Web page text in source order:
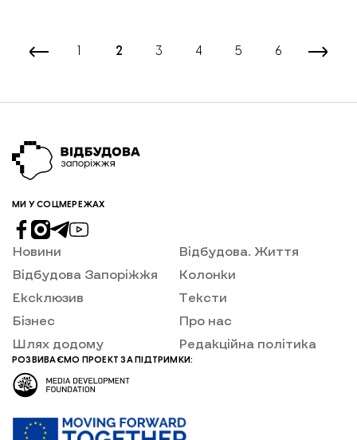
адміністрації Іван Федоров.
2 3 4 5 6
МИ У СОЦМЕРЕЖАХ
Новини
Відбудова Запоріжжя
Ексклюзив
Бізнес
Шлях додому
Відбудова. Життя
Колонки
Тексти
Про нас
Редакційна політика
РОЗВИВАЄМО ПРОЕКТ ЗА ПІДТРИМКИ: